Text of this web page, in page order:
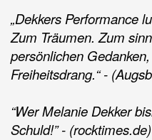
„Dekkers Performance
Zum Träumen. Zum
persönlichen
Freiheitsdrang.“ -
“Wer Melanie Dekker
Schuld!” - (rocktimes.de)